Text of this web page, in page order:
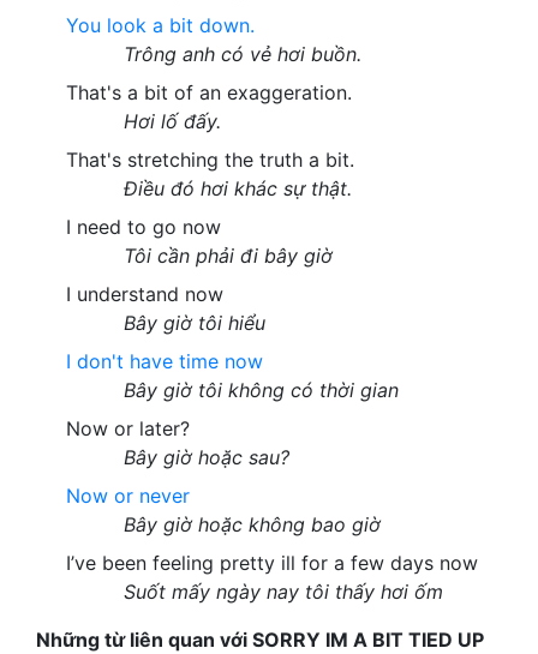
You look a bit down.
Trông anh có vẻ hơi buồn.
That's a bit of an exaggeration.
Hơi lố đấy.
That's stretching the truth a bit.
Điều đó hơi khác sự thật.
I need to go now
Tôi cần phải đi bây giờ
I understand now
Bây giờ tôi hiểu
I don't have time now
Bây giờ tôi không có thời gian
Now or later?
Bây giờ hoặc sau?
Now or never
Bây giờ hoặc không bao giờ
I’ve been feeling pretty ill for a few days now
Suốt mấy ngày nay tôi thấy hơi ốm
Những từ liên quan với SORRY IM A BIT TIED UP